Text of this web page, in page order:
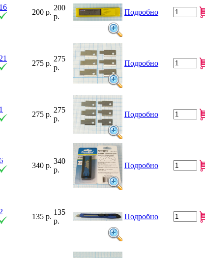
16
200 р.
200
р.
Подробно
21
275 р.
275
р.
Подробно
1
275 р.
275
р.
Подробно
340 р.
340
р.
Подробно
2
135 р.
135
р.
Подробно